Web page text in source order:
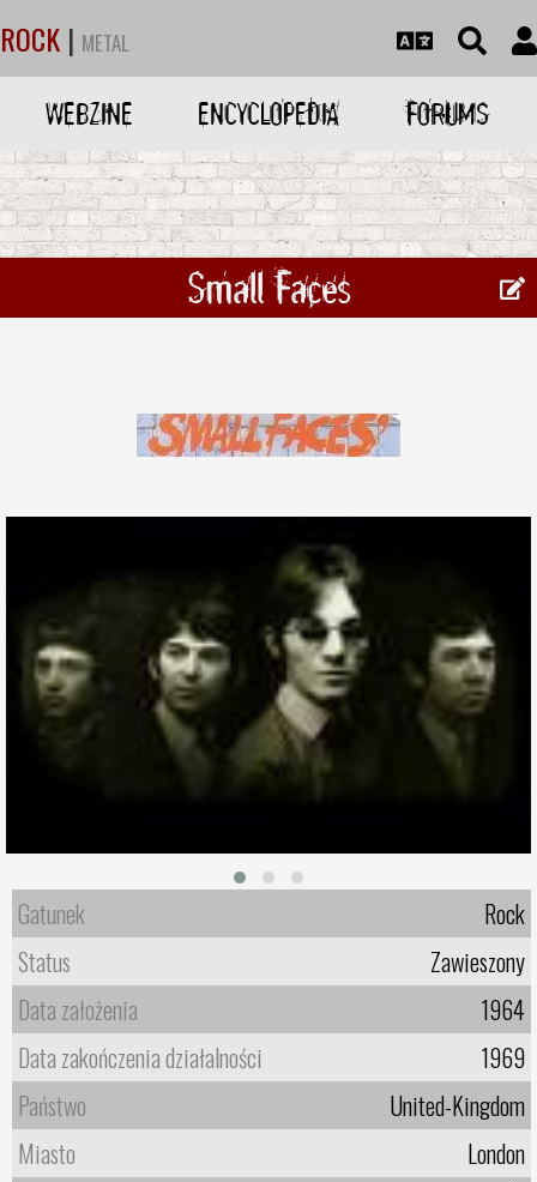
ROCK | METAL
WEBZINE ENCYCLOPEDIA FORUMS
Small Faces
Gatunek
Rock
Status
Zawieszony
Data założenia
1964
Data zakończenia działalności
1969
Państwo
United-Kingdom
Miasto
London